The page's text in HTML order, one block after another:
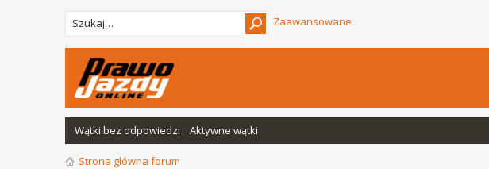
Zaawansowane
Wątki bez odpowiedzi Aktywne wątki
Strona główna forum